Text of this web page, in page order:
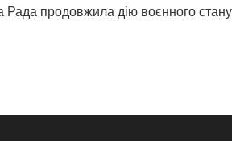
продовжила дію воєнного стану